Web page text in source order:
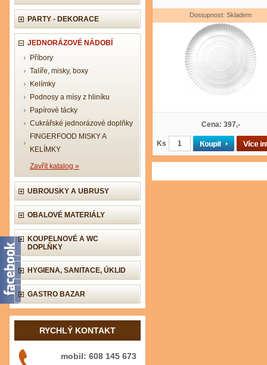
PARTY - DEKORACE
JEDNORÁZOVÉ NÁDOBÍ
Příbory
Talíře, misky, boxy
Kelímky
Podnosy a mísy z hliníku
Papírové tácky
Cukrářské jednorázové doplňky
FINGERFOOD MISKY A
KELÍMKY
Zavřít katalog »
UBROUSKY A UBRUSY
OBALOVÉ MATERIÁLY
KOUPELNOVÉ A WC
DOPLŇKY
HYGIENA, SANITACE, ÚKLID
GASTRO BAZAR
RYCHLÝ KONTAKT
mobil: 608 145 673
Dostupnost: Skladem
Cena: 397,-
Ks